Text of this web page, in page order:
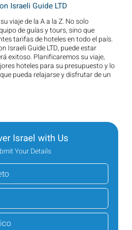
Israeli Guide LTD
viaje de la A a la Z. No solo
de guías y tours, sino que
tarifas de hoteles en todo el país.
Israeli Guide LTD, puede estar
exitoso. Planificaremos su viaje,
hoteles para su presupuesto y lo
pueda relajarse y disfrutar de un
Israel with Us
Your Details
Covid19